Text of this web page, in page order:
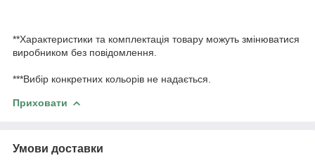
**Характеристики та комплектація товару можуть змінюватися
виробником без повідомлення.
***Вибір конкретних кольорів не надається.
Приховати
Умови доставки